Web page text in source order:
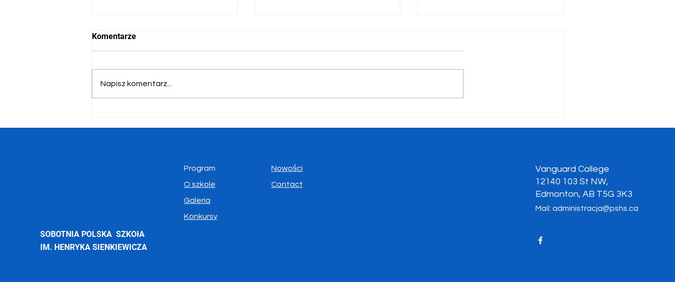
Konkurs „Być Polakiem"
Komentarze
Napisz komentarz...
SOBOTNIA POLSKA SZKOłA
IM. HENRYKA SIENKIEWICZA
Program
O szkole
Galeria
Konkursy
Nowości
Contact
Vanguard College
12140 103 St NW,
Edmonton, AB T5G 3K3
Mail: administracja@pshs.ca